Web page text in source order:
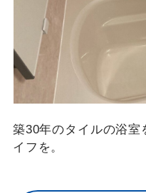
築30年のタイルの浴室
イフを。